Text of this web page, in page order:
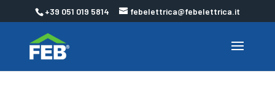
+39 051 019 5814 febelettrica@febelettrica.it